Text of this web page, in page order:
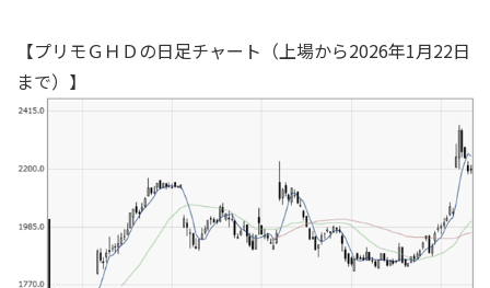
【プリモＧＨＤの日足チャート（上場から2026年1月22日
まで）】